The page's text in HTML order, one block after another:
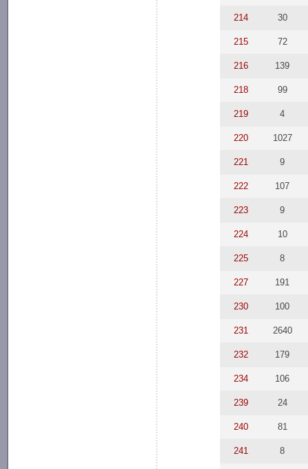
214 30
215 72
216 139
218 99
219 4
220 1027
221 9
222 107
223 9
224 10
225 8
227 191
230 100
231 2640
232 179
234 106
239 24
240 81
241 8